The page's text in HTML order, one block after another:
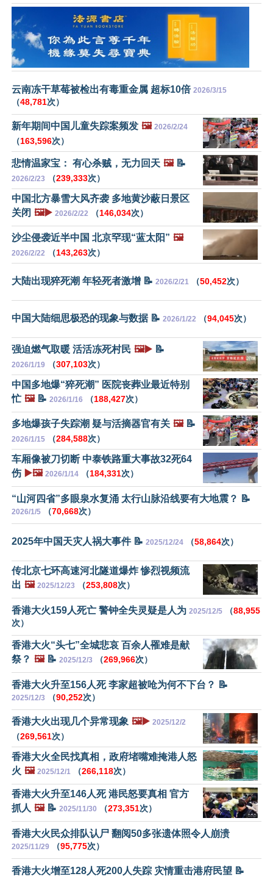
云南冻干草莓被检出有毒重金属 超标10倍 2026/3/15
（48,781次）
新年期间中国儿童失踪案频发 🖼️ 2026/2/24
（163,596次）
悲情温家宝： 有心杀贼，无力回天 🖼️📝
2026/2/23 （239,333次）
中国北方暴雪大风齐袭 多地黄沙蔽日景区
关闭 🖼️▶️ 2026/2/22 （146,034次）
沙尘侵袭近半中国 北京罕现“蓝太阳” 🖼️
2026/2/22 （143,263次）
大陆出现猝死潮 年轻死者激增 📝 2026/2/21 （50,452次）
中国大陆细思极恐的现象与数据 📝 2026/1/22 （94,045次）
强迫燃气取暖 活活冻死村民 🖼️▶️ 📝
2026/1/19 （307,103次）
中国多地爆“猝死潮” 医院丧葬业最近特别
忙 🖼️📝 2026/1/16 （188,427次）
多地爆孩子失踪潮 疑与活摘器官有关 🖼️📝
2026/1/15 （284,588次）
车厢像被刀切断 中泰铁路重大事故32死64
伤 ▶️🖼️ 2026/1/14 （184,331次）
“山河四省”多眼泉水复涌 太行山脉沿线要有大地震？ 📝
2026/1/5 （70,668次）
2025年中国天灾人祸大事件 📝 2025/12/24 （58,864次）
传北京七环高速河北隧道爆炸 惨烈视频流
出 🖼️ 2025/12/23 （253,808次）
香港大火159人死亡 警钟全失灵疑是人为 2025/12/5 （88,955
次）
香港大火“头七”全城悲哀 百余人罹难是献
祭？ 🖼️📝 2025/12/3 （269,966次）
香港大火升至156人死 李家超被呛为何不下台？ 📝
2025/12/3 （90,252次）
香港大火出现几个异常现象 🖼️▶️ 2025/12/2
（269,561次）
香港大火全民找真相，政府堵嘴难掩港人怒
火 🖼️ 2025/12/1 （266,118次）
香港大火升至146人死 港民怒要真相 官方
抓人 🖼️📝 2025/11/30 （273,351次）
香港大火民众排队认尸 翻阅50多张遗体照令人崩溃
2025/11/29 （95,775次）
香港大火增至128人死200人失踪 灾情重击港府民望 📝